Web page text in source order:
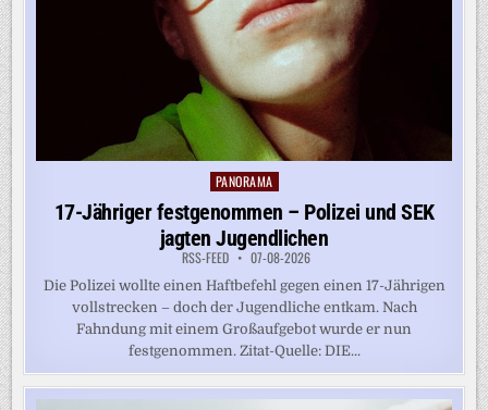
Posted
PANORAMA
17-Jähriger festgenommen – Polizei und SEK
jagten Jugendlichen
RSS-FEED 07-08-2026
Die Polizei wollte einen Haftbefehl gegen einen 17-Jährigen
vollstrecken – doch der Jugendliche entkam. Nach
Fahndung mit einem Großaufgebot wurde er nun
festgenommen. Zitat-Quelle: DIE...